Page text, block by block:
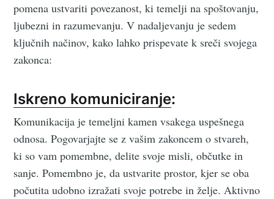
pomena ustvariti povezanost, ki temelji na spoštovanju,
ljubezni in razumevanju. V nadaljevanju je sedem
ključnih načinov, kako lahko prispevate k sreči svojega
zakonca:
Iskreno komuniciranje:
Komunikacija je temeljni kamen vsakega uspešnega
odnosa. Pogovarjajte se z vašim zakoncem o stvareh,
ki so vam pomembne, delite svoje misli, občutke in
sanje. Pomembno je, da ustvarite prostor, kjer se oba
počutita udobno izražati svoje potrebe in želje. Aktivno